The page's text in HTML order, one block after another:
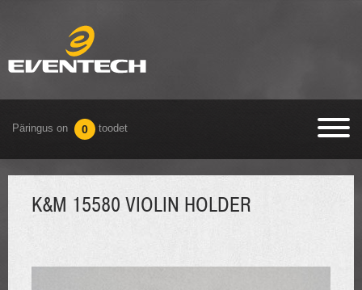
Päringus on 0 toodet
K&M 15580 VIOLIN HOLDER